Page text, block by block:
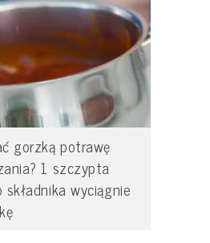
gorzką potrawę
1 szczypta
wyciągnie